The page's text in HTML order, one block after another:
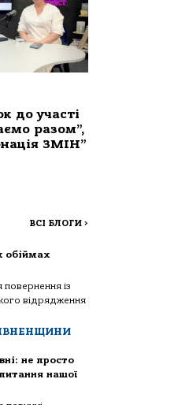
до участі
разом”,
ЗМІН”
ВСІ БЛОГИ >
обіймах
повернення із
відрядження
не просто
нашої